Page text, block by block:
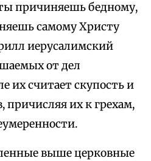
причиняешь бедному,
самому Христу
иерусалимский
от дел
их считает скупость и
причисляя их к грехам,
выше церковные